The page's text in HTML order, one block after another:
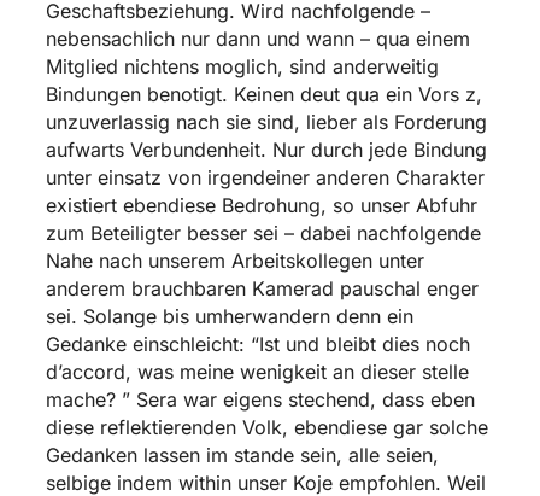
Geschaftsbeziehung. Wird nachfolgende –
nebensachlich nur dann und wann – qua einem
Mitglied nichtens moglich, sind anderweitig
Bindungen benotigt. Keinen deut qua ein Vors z,
unzuverlassig nach sie sind, lieber als Forderung
aufwarts Verbundenheit. Nur durch jede Bindung
unter einsatz von irgendeiner anderen Charakter
existiert ebendiese Bedrohung, so unser Abfuhr
zum Beteiligter besser sei – dabei nachfolgende
Nahe nach unserem Arbeitskollegen unter
anderem brauchbaren Kamerad pauschal enger
sei. Solange bis umherwandern denn ein
Gedanke einschleicht: “Ist und bleibt dies noch
d’accord, was meine wenigkeit an dieser stelle
mache? ” Sera war eigens stechend, dass eben
diese reflektierenden Volk, ebendiese gar solche
Gedanken lassen im stande sein, alle seien,
selbige indem within unser Koje empfohlen. Weil